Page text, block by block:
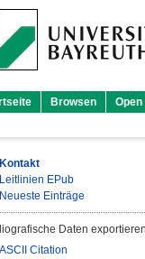
Browsen
Kontakt
Leitlinien EPub
Neueste Einträge
Daten exportieren
ASCII Citation